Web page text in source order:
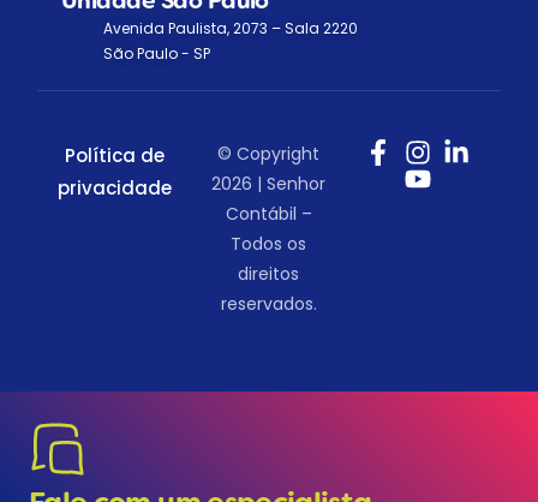
Avenida Paulista, 2073 – Sala 2220
São Paulo - SP
Política de
privacidade
© Copyright
2026 | Senhor
Contábil –
Todos os
direitos
reservados.